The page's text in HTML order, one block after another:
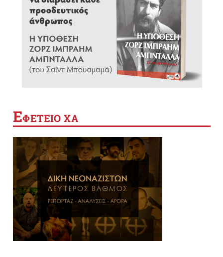
ΕΦΕΤΕΙΟ ΧΑ